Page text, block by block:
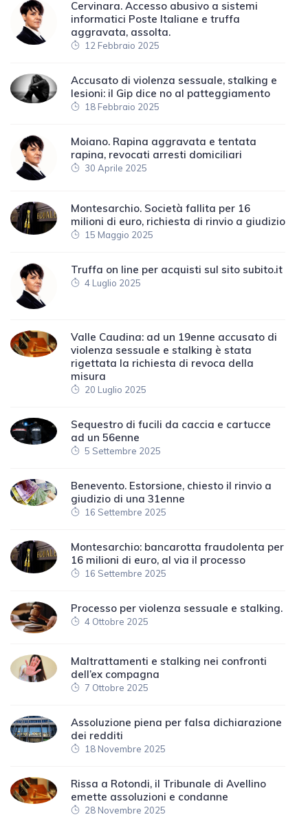
Cervinara. Accesso abusivo a sistemi
informatici Poste Italiane e truffa
aggravata, assolta.
12 Febbraio 2025
Accusato di violenza sessuale, stalking e
lesioni: il Gip dice no al patteggiamento
18 Febbraio 2025
Moiano. Rapina aggravata e tentata
rapina, revocati arresti domiciliari
30 Aprile 2025
Montesarchio. Società fallita per 16
milioni di euro, richiesta di rinvio a giudizio
15 Maggio 2025
Truffa on line per acquisti sul sito subito.it
4 Luglio 2025
Valle Caudina: ad un 19enne accusato di
violenza sessuale e stalking è stata
rigettata la richiesta di revoca della
misura
20 Luglio 2025
Sequestro di fucili da caccia e cartucce
ad un 56enne
5 Settembre 2025
Benevento. Estorsione, chiesto il rinvio a
giudizio di una 31enne
16 Settembre 2025
Montesarchio: bancarotta fraudolenta per
16 milioni di euro, al via il processo
16 Settembre 2025
Processo per violenza sessuale e stalking.
4 Ottobre 2025
Maltrattamenti e stalking nei confronti
dell’ex compagna
7 Ottobre 2025
Assoluzione piena per falsa dichiarazione
dei redditi
18 Novembre 2025
Rissa a Rotondi, il Tribunale di Avellino
emette assoluzioni e condanne
28 Novembre 2025